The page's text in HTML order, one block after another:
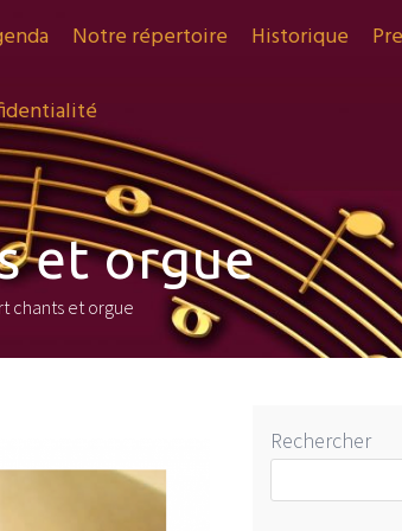
Notre répertoire Historique
et orgue
chants et orgue
Rechercher